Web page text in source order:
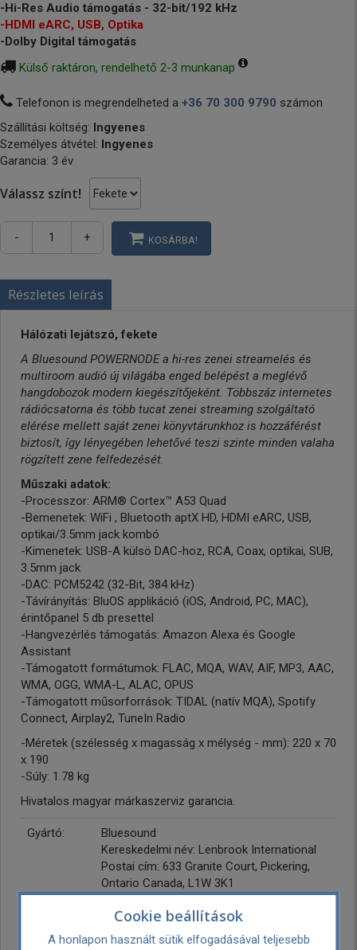
-Hi-Res Audio támogatás - 32-bit/192 kHz
-HDMI eARC, USB, Optika
-Dolby Digital támogatás
Külső raktáron, rendelhető 2-3 munkanap
Telefonon is megrendelheted a +36 70 300 9790 számon
Szállítási költség: Ingyenes
Személyes átvétel: Ingyenes
Garancia: 3 év
Válassz színt!
- + KOSÁRBA!
Részletes leírás
Hálózati lejátszó, fekete
A Bluesound POWERNODE a hi-res zenei streamelés és
multiroom audió új világába enged belépést a meglévő
hangdobozok modern kiegészítőjeként. Többszáz internetes
rádiócsatorna és több tucat zenei streaming szolgáltató
elérése mellett saját zenei könyvtárunkhoz is hozzáférést
biztosít, így lényegében lehetővé teszi szinte minden valaha
rögzített zene felfedezését.
Műszaki adatok:
-Processzor: ARM® Cortex™ A53 Quad
-Bemenetek: WiFi , Bluetooth aptX HD, HDMI eARC, USB,
optikai/3.5mm jack kombó
-Kimenetek: USB-A külsö DAC-hoz, RCA, Coax, optikai, SUB,
3.5mm jack
-DAC: PCM5242 (32-Bit, 384 kHz)
-Távírányítás: BluOS applikáció (iOS, Android, PC, MAC),
érintőpanel 5 db presettel
-Hangvezérlés támogatás: Amazon Alexa és Google
Assistant
-Támogatott formátumok: FLAC, MQA, WAV, AIF, MP3, AAC,
WMA, OGG, WMA-L, ALAC, OPUS
-Támogatott műsorforrások: TIDAL (natív MQA), Spotify
Connect, Airplay2, TuneIn Radio
-Méretek (szélesség x magasság x mélység - mm): 220 x 70
x 190
-Súly: 1.78 kg
Hivatalos magyar márkaszerviz garancia.
Gyártó:
Bluesound
Kereskedelmi név: Lenbrook International
Postai cím: 633 Granite Court, Pickering,
Ontario Canada, L1W 3K1
Weboldal: https://lenbrook.com
Garancia: 3 év
Cookie beállítások
A honlapon használt sütik elfogadásával teljesebb